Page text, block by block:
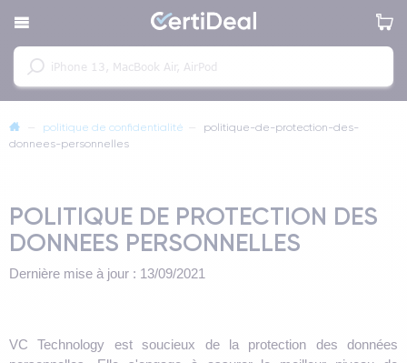
— politique de confidentialité —
politique-de-protection-des-
donnees-personnelles
POLITIQUE DE PROTECTION DES
DONNEES PERSONNELLES
Dernière mise à jour : 13/09/2021
VC Technology est soucieux de la protection des données